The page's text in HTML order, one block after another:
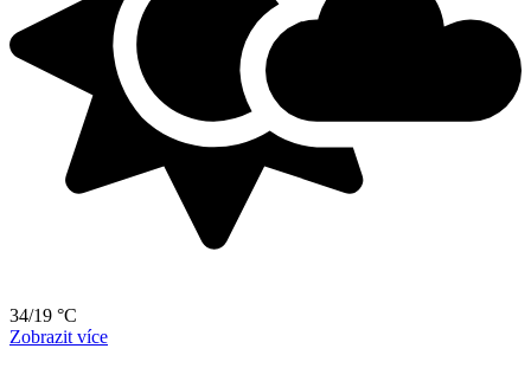
34/19 °C
Zobrazit více